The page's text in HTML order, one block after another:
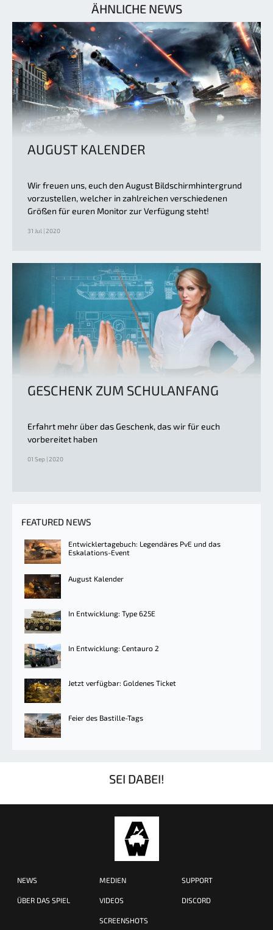
ÄHNLICHE NEWS
AUGUST KALENDER
Wir freuen uns, euch den August Bildschirmhintergrund
vorzustellen, welcher in zahlreichen verschiedenen
Größen für euren Monitor zur Verfügung steht!
31 Jul | 2020
GESCHENK ZUM SCHULANFANG
Erfahrt mehr über das Geschenk, das wir für euch
vorbereitet haben
01 Sep | 2020
FEATURED NEWS
Entwicklertagebuch: Legendäres PvE und das
Eskalations-Event
August Kalender
In Entwicklung: Type 625E
In Entwicklung: Centauro 2
Jetzt verfügbar: Goldenes Ticket
Feier des Bastille-Tags
SEI DABEI!
NEWS
ÜBER DAS SPIEL
MEDIEN
VIDEOS
SCREENSHOTS
SUPPORT
DISCORD